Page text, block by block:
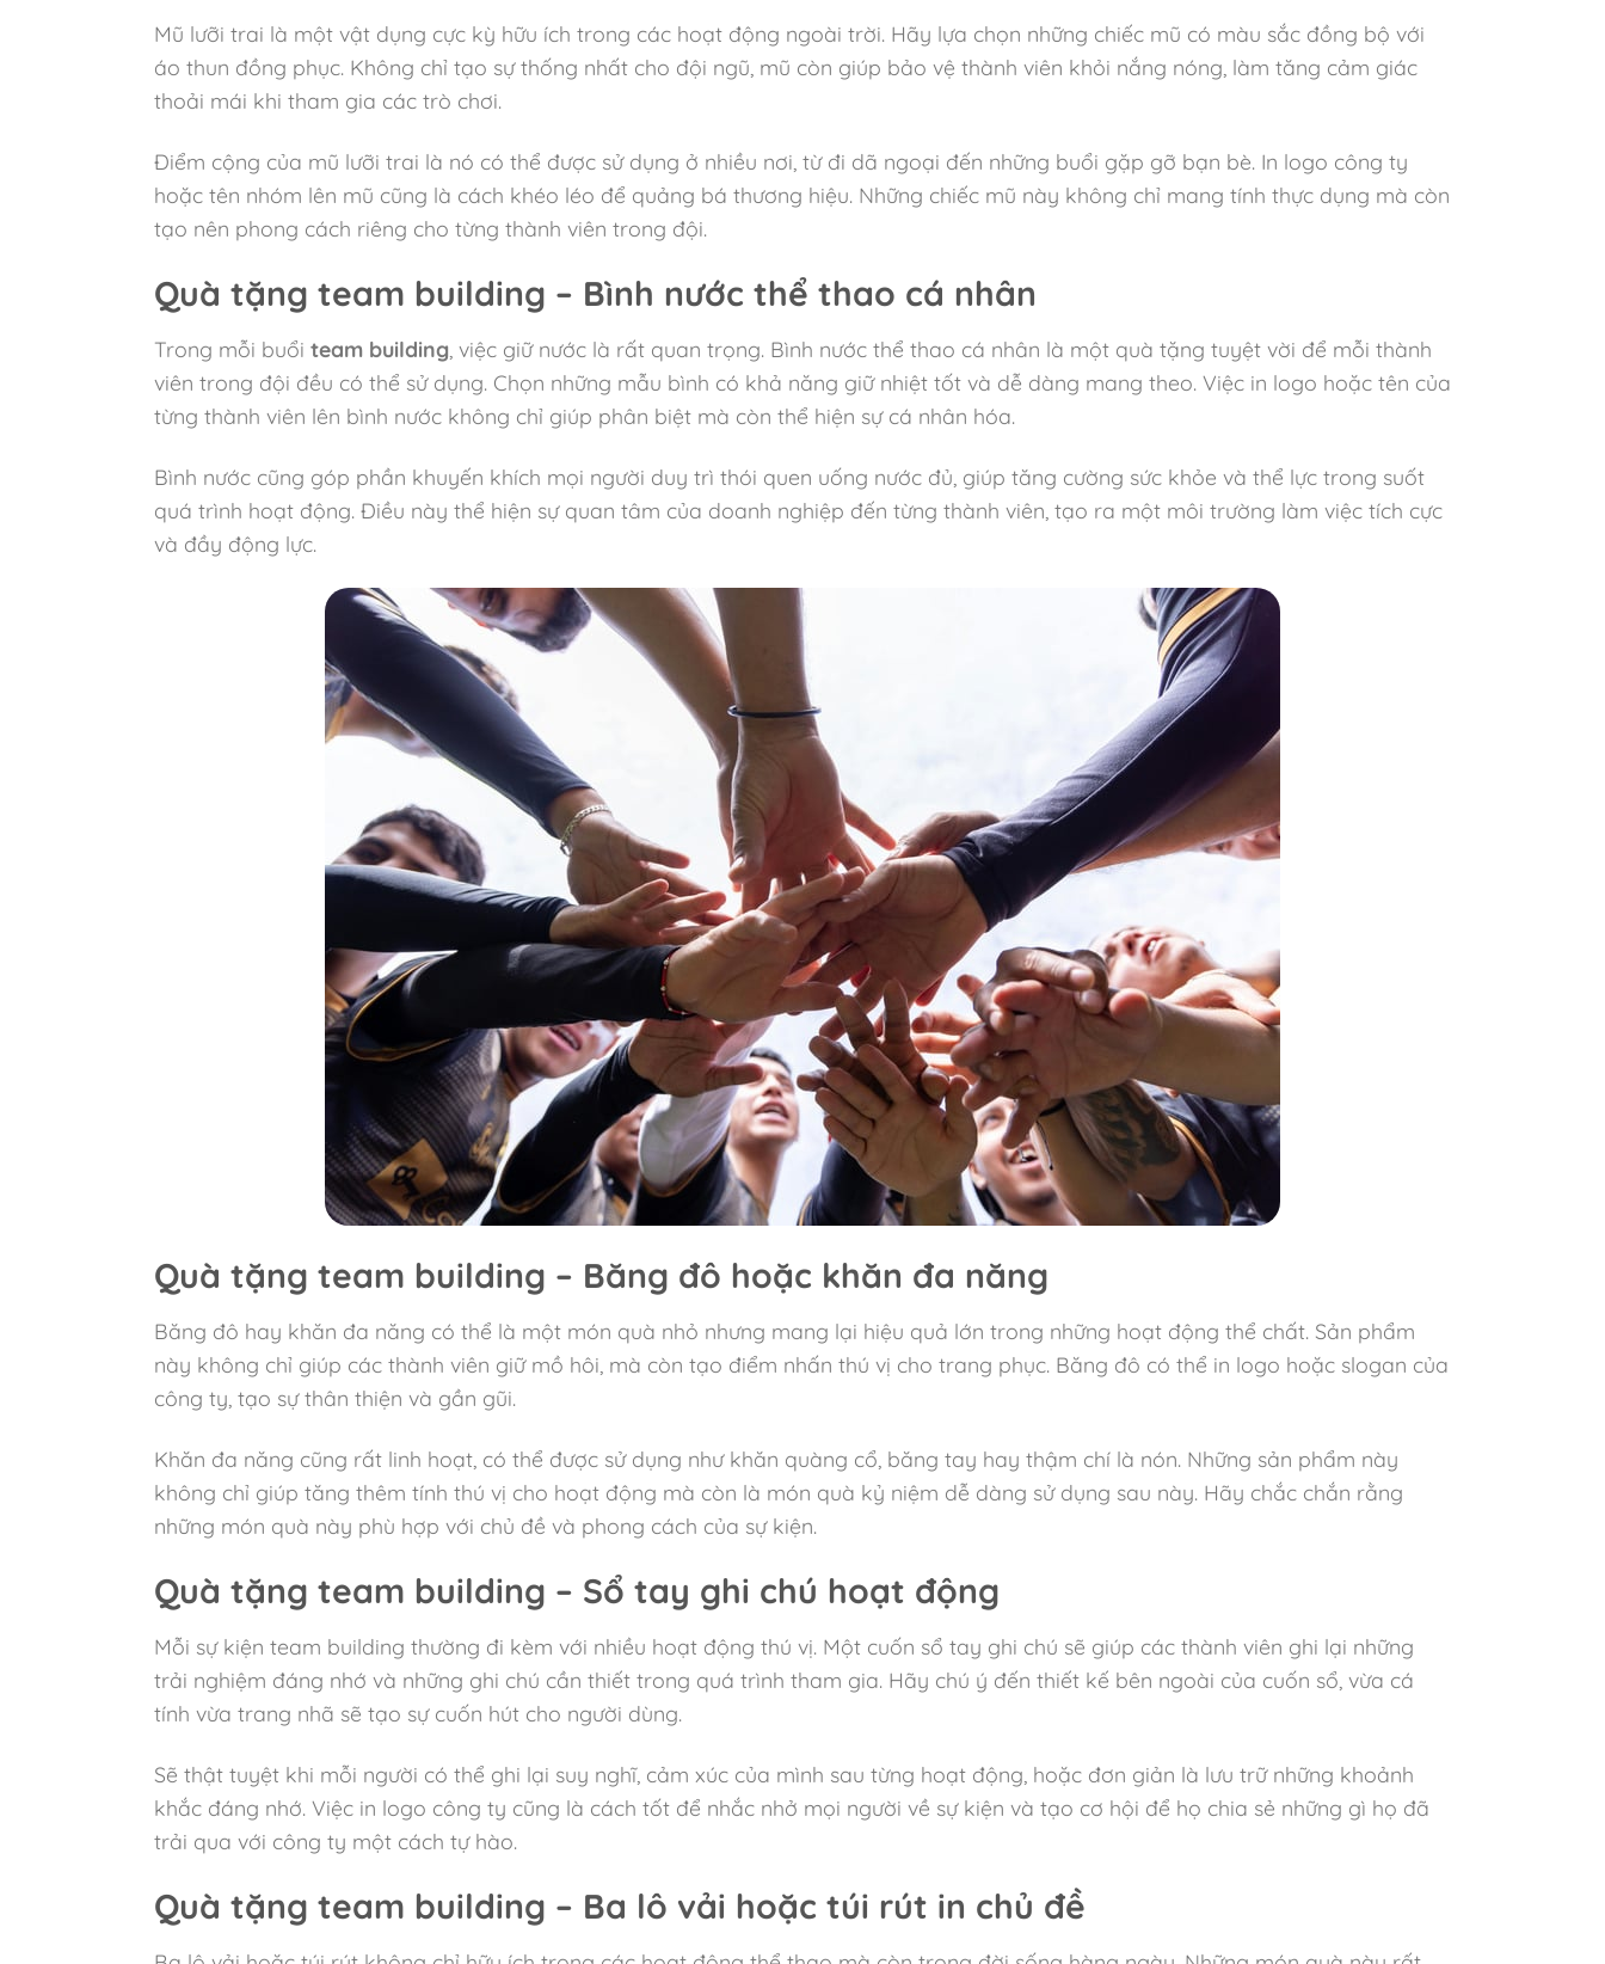
Mũ lưỡi trai là một vật dụng cực kỳ hữu ích trong các hoạt động ngoài trời. Hãy lựa chọn những chiếc mũ có màu sắc đồng bộ với
áo thun đồng phục. Không chỉ tạo sự thống nhất cho đội ngũ, mũ còn giúp bảo vệ thành viên khỏi nắng nóng, làm tăng cảm giác
thoải mái khi tham gia các trò chơi.
Điểm cộng của mũ lưỡi trai là nó có thể được sử dụng ở nhiều nơi, từ đi dã ngoại đến những buổi gặp gỡ bạn bè. In logo công ty
hoặc tên nhóm lên mũ cũng là cách khéo léo để quảng bá thương hiệu. Những chiếc mũ này không chỉ mang tính thực dụng mà còn
tạo nên phong cách riêng cho từng thành viên trong đội.
Quà tặng team building – Bình nước thể thao cá nhân
Trong mỗi buổi team building, việc giữ nước là rất quan trọng. Bình nước thể thao cá nhân là một quà tặng tuyệt vời để mỗi thành
viên trong đội đều có thể sử dụng. Chọn những mẫu bình có khả năng giữ nhiệt tốt và dễ dàng mang theo. Việc in logo hoặc tên của
từng thành viên lên bình nước không chỉ giúp phân biệt mà còn thể hiện sự cá nhân hóa.
Bình nước cũng góp phần khuyến khích mọi người duy trì thói quen uống nước đủ, giúp tăng cường sức khỏe và thể lực trong suốt
quá trình hoạt động. Điều này thể hiện sự quan tâm của doanh nghiệp đến từng thành viên, tạo ra một môi trường làm việc tích cực
và đầy động lực.
Quà tặng team building – Băng đô hoặc khăn đa năng
Băng đô hay khăn đa năng có thể là một món quà nhỏ nhưng mang lại hiệu quả lớn trong những hoạt động thể chất. Sản phẩm
này không chỉ giúp các thành viên giữ mồ hôi, mà còn tạo điểm nhấn thú vị cho trang phục. Băng đô có thể in logo hoặc slogan của
công ty, tạo sự thân thiện và gần gũi.
Khăn đa năng cũng rất linh hoạt, có thể được sử dụng như khăn quàng cổ, băng tay hay thậm chí là nón. Những sản phẩm này
không chỉ giúp tăng thêm tính thú vị cho hoạt động mà còn là món quà kỷ niệm dễ dàng sử dụng sau này. Hãy chắc chắn rằng
những món quà này phù hợp với chủ đề và phong cách của sự kiện.
Quà tặng team building – Sổ tay ghi chú hoạt động
Mỗi sự kiện team building thường đi kèm với nhiều hoạt động thú vị. Một cuốn sổ tay ghi chú sẽ giúp các thành viên ghi lại những
trải nghiệm đáng nhớ và những ghi chú cần thiết trong quá trình tham gia. Hãy chú ý đến thiết kế bên ngoài của cuốn sổ, vừa cá
tính vừa trang nhã sẽ tạo sự cuốn hút cho người dùng.
Sẽ thật tuyệt khi mỗi người có thể ghi lại suy nghĩ, cảm xúc của mình sau từng hoạt động, hoặc đơn giản là lưu trữ những khoảnh
khắc đáng nhớ. Việc in logo công ty cũng là cách tốt để nhắc nhở mọi người về sự kiện và tạo cơ hội để họ chia sẻ những gì họ đã
trải qua với công ty một cách tự hào.
Quà tặng team building – Ba lô vải hoặc túi rút in chủ đề